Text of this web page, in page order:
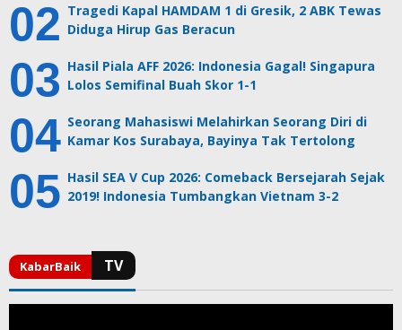
Tragedi Kapal HAMDAM 1 di Gresik, 2 ABK Tewas
Diduga Hirup Gas Beracun
Hasil Piala AFF 2026: Indonesia Gagal! Singapura
Lolos Semifinal Buah Skor 1-1
Seorang Mahasiswi Melahirkan Seorang Diri di
Kamar Kos Surabaya, Bayinya Tak Tertolong
Hasil SEA V Cup 2026: Comeback Bersejarah Sejak
2019! Indonesia Tumbangkan Vietnam 3-2